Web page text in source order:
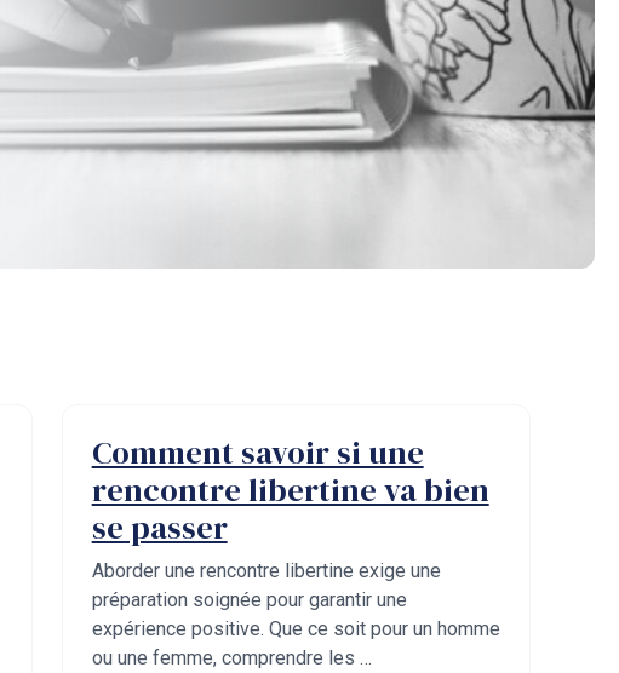
Comment savoir si une
rencontre libertine va bien
se passer
Aborder une rencontre libertine exige une
préparation soignée pour garantir une
expérience positive. Que ce soit pour un homme
ou une femme, comprendre les …